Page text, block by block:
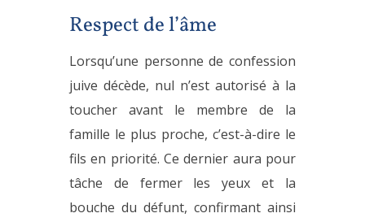
Respect de l’âme
Lorsqu’une personne de confession
juive décède, nul n’est autorisé à la
toucher avant le membre de la
famille le plus proche, c’est-à-dire le
fils en priorité. Ce dernier aura pour
tâche de fermer les yeux et la
bouche du défunt, confirmant ainsi